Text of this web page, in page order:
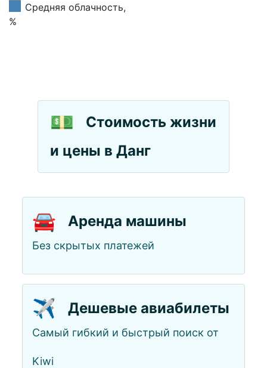
Средняя облачность,
%
💵
Стоимость жизни
и цены в Данг
🚘 Аренда машины
Без скрытых платежей
✈️ Дешевые авиабилеты
Самый гибкий и быстрый поиск от
Kiwi